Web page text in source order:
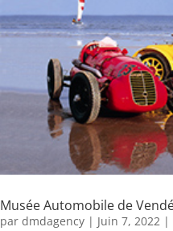
Musée Automobile de
par dmdagency | Juin 7, 2022 |